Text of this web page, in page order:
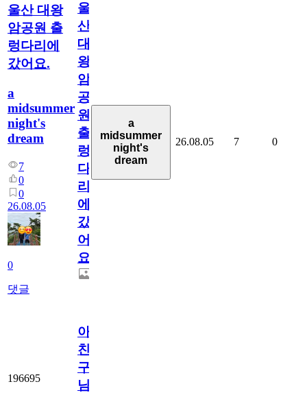
울산 대왕
암공원 출
렁다리에
갔어요.
a
midsummer
night's
dream
7
0
0
26.08.05
0
댓글
울
산
대
왕
암
공
원
출
렁
다
리
에
갔
어
요.
a
midsummer
night's
dream
26.08.05 7 0
196695
아.
친
구
님